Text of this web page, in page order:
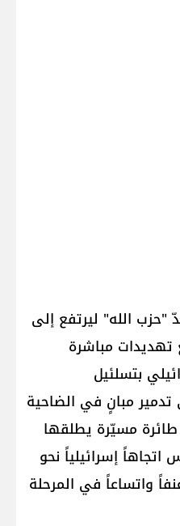
"حزب الله" ليرتفع إلى
مباشرة
بتسلئيل
مبانٍ في الضاحية
طائرة مسيّرة يطلقها
إسرائيلياً نحو
واتساعاً في المرحلة